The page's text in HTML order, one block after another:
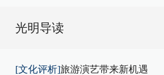
光明导读
[文化评析]旅游演艺带来新机遇